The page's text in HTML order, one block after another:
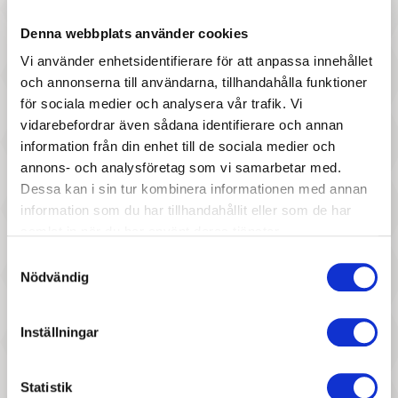
Denna webbplats använder cookies
Vi använder enhetsidentifierare för att anpassa innehållet
och annonserna till användarna, tillhandahålla funktioner
för sociala medier och analysera vår trafik. Vi
vidarebefordrar även sådana identifierare och annan
information från din enhet till de sociala medier och
annons- och analysföretag som vi samarbetar med.
Dessa kan i sin tur kombinera informationen med annan
information som du har tillhandahållit eller som de har
Nödvändig
Inställningar
Statistik
Pris
1 037 :-
Pris
847 :-